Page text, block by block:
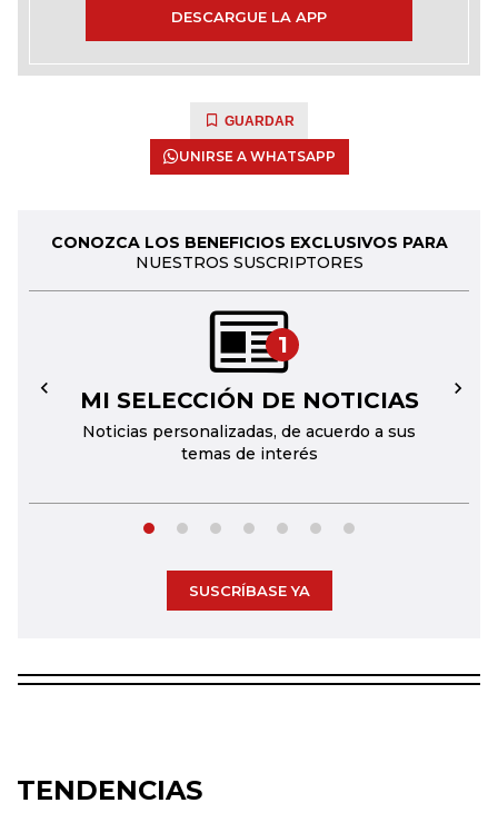
DESCARGUE LA APP
GUARDAR
UNIRSE A WHATSAPP
CONOZCA LOS BENEFICIOS EXCLUSIVOS PARA
NUESTROS SUSCRIPTORES
1
MI SELECCIÓN DE NOTICIAS
Noticias personalizadas, de acuerdo a sus
temas de interés
← →
SUSCRÍBASE YA
TENDENCIAS